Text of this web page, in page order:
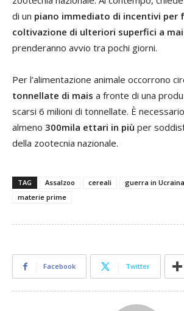
di un piano immediato di incentivi per
coltivazione di ulteriori superfici a
prenderanno avvio tra pochi giorni.
Per l’alimentazione animale occorrono
tonnellate di mais a fronte di una
scarsi 6 milioni di tonnellate. È
almeno 300mila ettari in più per
della zootecnia nazionale.
TAG Assalzoo cereali guerra in Ucraina
materie prime
Facebook Twitter